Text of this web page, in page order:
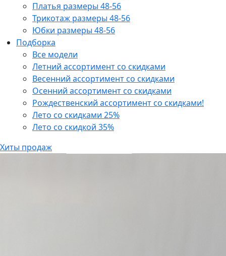
Платья размеры 48-56
Трикотаж размеры 48-56
Юбки размеры 48-56
Подборка
Все модели
Летний ассортимент со скидками
Весенний ассортимент со скидками
Осенний ассортимент со скидками
Рождественский ассортимент со скидками!
Лето со скидками 25%
Лето со скидкой 35%
Хиты продаж